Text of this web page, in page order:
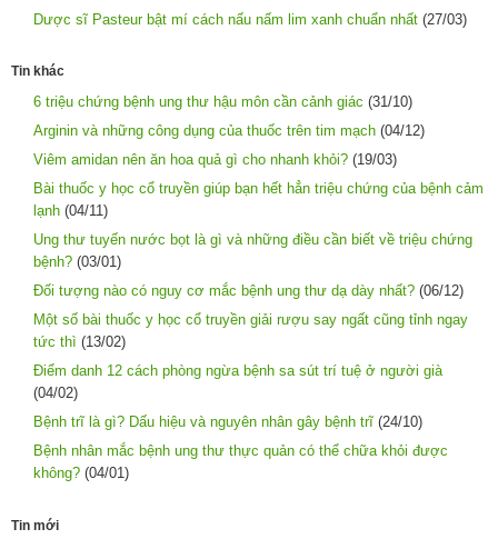
Dược sĩ Pasteur bật mí cách nấu nấm lim xanh chuẩn nhất (27/03)
Tin khác
6 triệu chứng bệnh ung thư hậu môn cần cảnh giác (31/10)
Arginin và những công dụng của thuốc trên tim mạch (04/12)
Viêm amidan nên ăn hoa quả gì cho nhanh khỏi? (19/03)
Bài thuốc y học cổ truyền giúp bạn hết hẳn triệu chứng của bệnh cảm
lạnh (04/11)
Ung thư tuyến nước bọt là gì và những điều cần biết về triệu chứng
bệnh? (03/01)
Đối tượng nào có nguy cơ mắc bệnh ung thư dạ dày nhất? (06/12)
Một số bài thuốc y học cổ truyền giải rượu say ngất cũng tỉnh ngay
tức thì (13/02)
Điểm danh 12 cách phòng ngừa bệnh sa sút trí tuệ ở người già
(04/02)
Bệnh trĩ là gì? Dấu hiệu và nguyên nhân gây bệnh trĩ (24/10)
Bệnh nhân mắc bệnh ung thư thực quản có thể chữa khỏi được
không? (04/01)
Tin mới